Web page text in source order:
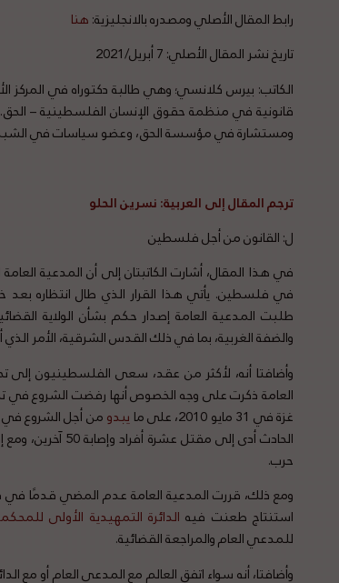
رابط المقال الأصلي ومصدره بالانجليزية:هنا
تاريخ نشر المقال الأصلي: 7 أبريل/2021
الكاتب: بيرس كلانسي؛ وهي طالبة دكتوراه في المركز
قانونية في منظمة حقوق الإنسان الفلسطينية – الحق.
ومستشارة في مؤسسة الحق، وعضو سياسات في
ترجم المقالإلىالعربية:نسرينالحلو
ل: القانون من أجل فلسطين
في هذا المقال، أشارت الكاتبتان إلى أن المدعية
في فلسطين. يأتي هذا القرار الذي طال انتظاره
طلبت المدعية العامة إصدار حكم بشأن الولاية
والضفة الغربية، بما في ذلك القدس الشرقية، الأمر الذي
وأضافتا أنه، لأكثر من عقد، سعى الفلسطينيون إلى
العامة ذكرت على وجه الخصوص أنها رفضت الشروع
غزة في 31 مايو 2010، على ما
يبدومن أجل الشروع
الحادث أدى إلى
حرب.
ومع ذلك، قررت المدعية العامة عدم المضي قدمًا في
استنتاج طعنت فيه الدائرة التمهيدية الأولى
للمدعي العام والمراجعة القضائية.
وأضافتا، أنه سواء اتفق العالم مع المدعي العام أو